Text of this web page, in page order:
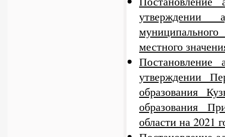
утверждении
местного
утверждении
образования
образования
области на 2021